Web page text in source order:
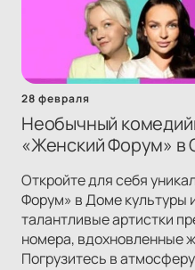
28 февраля
Необычный
«Женский Форум» в
Откройте для себя
Форум» в Доме культуры
талантливые артистки
номера, вдохновленные
Погрузитесь в